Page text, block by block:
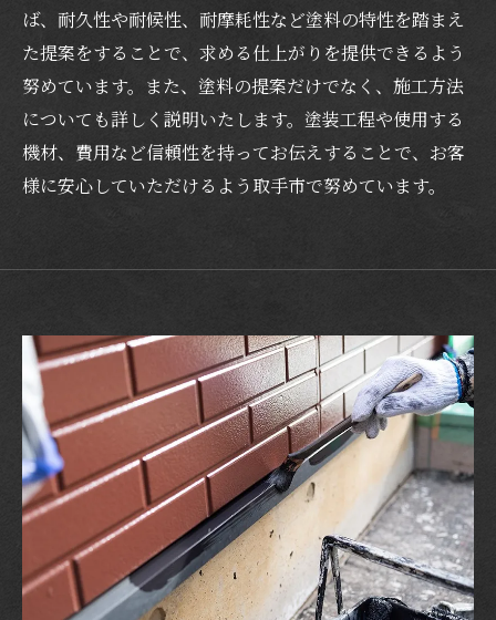
ば、耐久性や耐候性、耐摩耗性など塗料の特性を踏まえ
た提案をすることで、求める仕上がりを提供できるよう
努めています。また、塗料の提案だけでなく、施工方法
についても詳しく説明いたします。塗装工程や使用する
機材、費用など信頼性を持ってお伝えすることで、お客
様に安心していただけるよう取手市で努めています。